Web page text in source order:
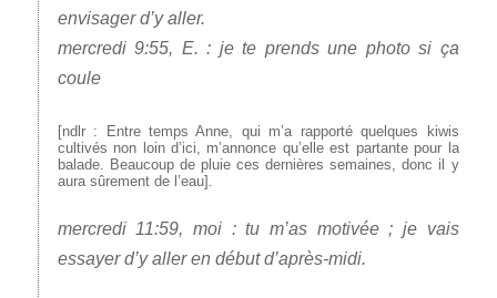
envisager d’y aller.
mercredi 9:55, E. : je te prends une photo si ça
coule
[ndlr : Entre temps Anne, qui m’a rapporté quelques kiwis
cultivés non loin d’ici, m’annonce qu’elle est partante pour la
balade. Beaucoup de pluie ces dernières semaines, donc il y
aura sûrement de l’eau].
mercredi 11:59, moi : tu m’as motivée ; je vais
essayer d’y aller en début d’après-midi.